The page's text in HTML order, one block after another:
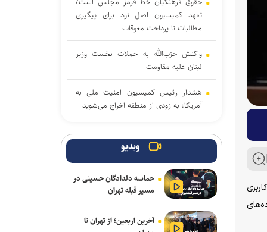
تعهد کمیسیون اصل نود برای پیگیری
مطالبات تا پرداخت معوقات
واکنش حزب‌الله به حملات نخست‌ وزیر
لبنان علیه مقاومت
هشدار رئیس کمیسیون امنیت ملی به
آمریکا: به زودی از منطقه اخراج می‌شوید
پیروزی نامزد حامی فلسطین در انتخابات
مقدماتی دموکرات‌ها برای سنا
دموکرات‌های کنگره آمریکا آمار تلفات جنگ
با ایران را زیر سؤال بردند
جنگ رمضان و تولد نظم منطقه ای ایران
ویدیو
حماسه دلدادگان حسینی در
مسیر قبله تهران
آخرین اربعین؛ از تهران تا